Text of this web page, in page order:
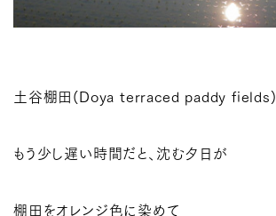
土谷棚田(Doya terraced paddy fields)
もう少し遅い時間だと、沈む夕日が
棚田をオレンジ色に染めて